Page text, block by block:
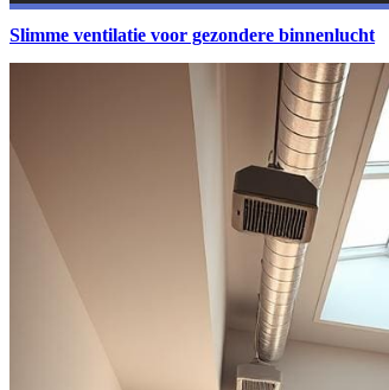
Slimme ventilatie voor gezondere binnenlucht